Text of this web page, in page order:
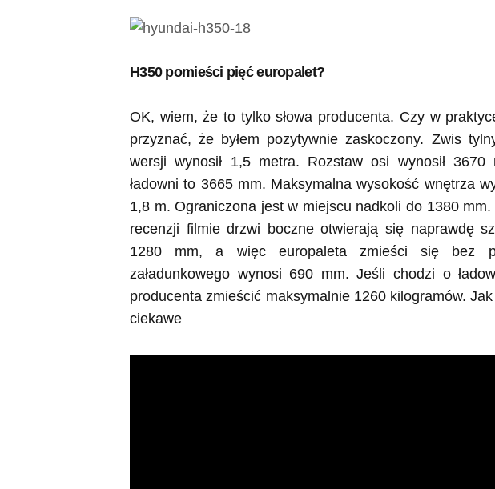
H350 pomieści pięć europalet?
OK, wiem, że to tylko słowa producenta. Czy w
przyznać, że byłem pozytywnie zaskoczony. Zwis
wersji wynosił 1,5 metra. Rozstaw osi wynosił 3670
ładowni to 3665 mm. Maksymalna wysokość wnętrza
1,8 m. Ograniczona jest w miejscu nadkoli do 1380
recenzji filmie drzwi boczne otwierają się naprawdę
1280 mm, a więc europaleta zmieści się bez
załadunkowego wynosi 690 mm. Jeśli chodzi o
producenta zmieścić maksymalnie 1260 kilogramów.
ciekawe